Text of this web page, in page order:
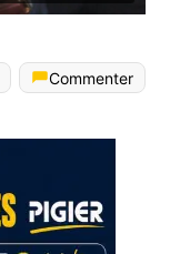
Commenter